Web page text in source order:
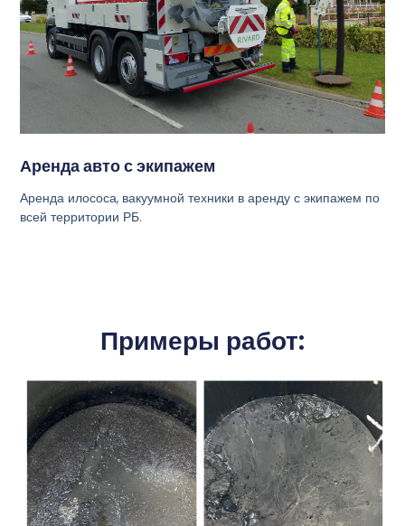
Аренда авто с экипажем
Аренда илососа, вакуумной техники в аренду с экипажем по
всей территории РБ.
Примеры работ: